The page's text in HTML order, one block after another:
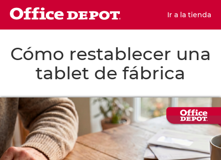
Ir a la tienda
Cómo restablecer una
tablet de fábrica